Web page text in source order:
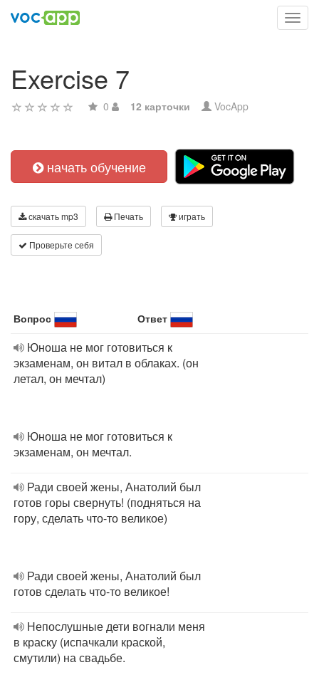
Exercise 7
0 12 карточки VocApp
начать обучение
скачать mp3 Печать играть
Проверьте себя
Вопрос Ответ
Юноша не мог готовиться к
экзаменам, он витал в облаках. (он
летал, он мечтал)
Юноша не мог готовиться к
экзаменам, он мечтал.
Ради своей жены, Анатолий был
готов горы свернуть! (подняться на
гору, сделать что-то великое)
Ради своей жены, Анатолий был
готов сделать что-то великое!
Непослушные дети вогнали меня
в краску (испачкали краской,
смутили) на свадьбе.